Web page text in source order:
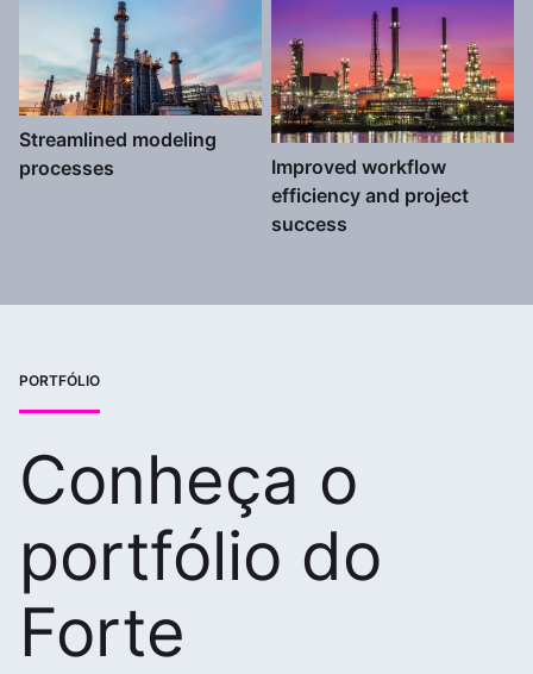
Streamlined modeling
processes
Improved workflow
efficiency and project
success
PORTFÓLIO
Conheça o
portfólio do
Forte